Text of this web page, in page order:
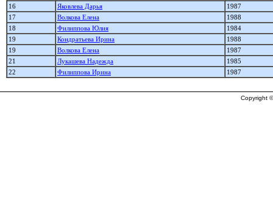
16
Яковлева Дарья
1987
17
Волкова Елена
1988
18
Филиппова Юлия
1984
19
Кондратьева Ирина
1988
19
Волкова Елена
1987
21
Лукашева Надежда
1985
22
Филиппова Ирина 1987
Copyright